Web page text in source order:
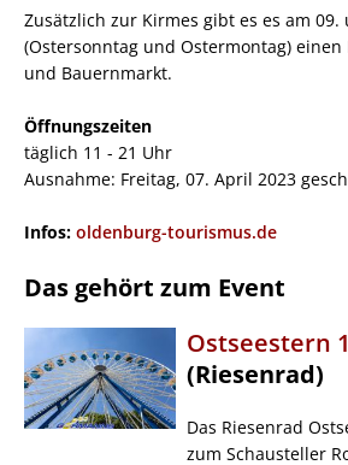
Zusätzlich zur Kirmes gibt es es am 09.
(Ostersonntag und Ostermontag)
und Bauernmarkt.
Öffnungszeiten
täglich 11 - 21 Uhr
Ausnahme: Freitag, 07. April 2023
Infos: oldenburg-tourismus.de
Das gehört zum Event
Ostseestern
(Riesenrad)
Das Riesenrad
zum Schausteller